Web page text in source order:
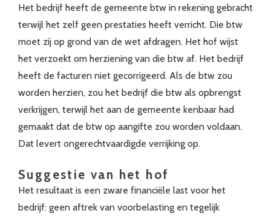
Het bedrijf heeft de gemeente btw in rekening gebracht
terwijl het zelf geen prestaties heeft verricht. Die btw
moet zij op grond van de wet afdragen. Het hof wijst
het verzoekt om herziening van die btw af. Het bedrijf
heeft de facturen niet gecorrigeerd. Als de btw zou
worden herzien, zou het bedrijf die btw als opbrengst
verkrijgen, terwijl het aan de gemeente kenbaar had
gemaakt dat de btw op aangifte zou worden voldaan.
Dat levert ongerechtvaardigde verrijking op.
Suggestie van het hof
Het resultaat is een zware financiële last voor het
bedrijf: geen aftrek van voorbelasting en tegelijk